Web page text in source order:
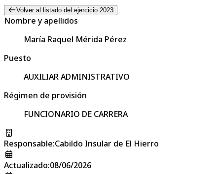
Volver al listado del ejercicio 2023
Nombre y apellidos
María Raquel Mérida Pérez
Puesto
AUXILIAR ADMINISTRATIVO
Régimen de provisión
FUNCIONARIO DE CARRERA
Responsable:Cabildo Insular de El Hierro
Actualizado:08/06/2026